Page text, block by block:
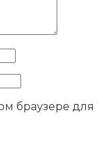
браузере для